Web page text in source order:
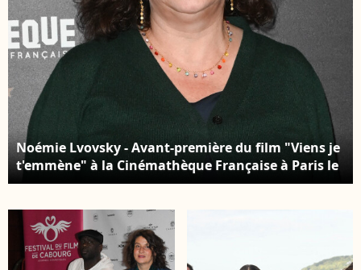
Noémie Lvovsky - Avant-première du film "Viens je
t'emmène" à la Cinémathèque Française à Paris le
28 février 2022. © Coadic Guirec/Bestimage